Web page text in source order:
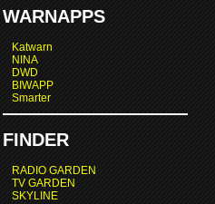
WARNAPPS
Katwarn
NINA
DWD
BIWAPP
Smarter
FINDER
RADIO GARDEN
TV GARDEN
SKYLINE